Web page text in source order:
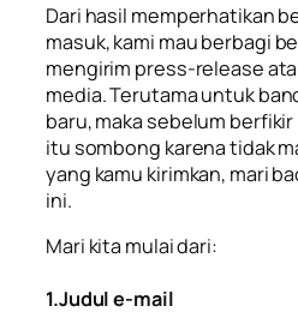
Dari hasil memperhatikan
masuk, kami mau berbagi
mengirim press-release
media. Terutama untuk
baru, maka sebelum
itu sombong karena tidak
yang kamu kirimkan, mari
ini.
Mari kita mulai dari:
1.Judul e-mail